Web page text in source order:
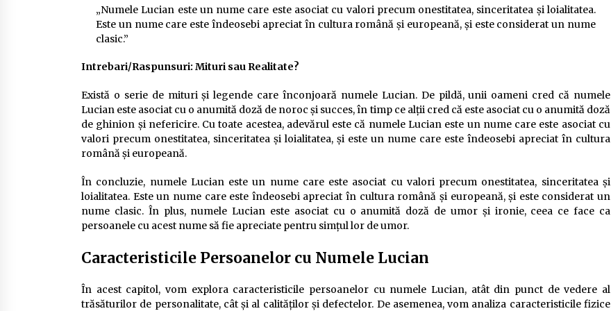
„Numele Lucian este un nume care este asociat cu valori precum onestitatea, sinceritatea și loialitatea.
Este un nume care este îndeosebi apreciat în cultura română și europeană, și este considerat un nume
clasic.”
Intrebari/Raspunsuri: Mituri sau Realitate?
Există o serie de mituri și legende care înconjoară numele Lucian. De pildă, unii oameni cred că numele
Lucian este asociat cu o anumită doză de noroc și succes, în timp ce alții cred că este asociat cu o anumită doză
de ghinion și nefericire. Cu toate acestea, adevărul este că numele Lucian este un nume care este asociat cu
valori precum onestitatea, sinceritatea și loialitatea, și este un nume care este îndeosebi apreciat în cultura
română și europeană.
În concluzie, numele Lucian este un nume care este asociat cu valori precum onestitatea, sinceritatea și
loialitatea. Este un nume care este îndeosebi apreciat în cultura română și europeană, și este considerat un
nume clasic. În plus, numele Lucian este asociat cu o anumită doză de umor și ironie, ceea ce face ca
persoanele cu acest nume să fie apreciate pentru simțul lor de umor.
Caracteristicile Persoanelor cu Numele Lucian
În acest capitol, vom explora caracteristicile persoanelor cu numele Lucian, atât din punct de vedere al
trăsăturilor de personalitate, cât și al calităților și defectelor. De asemenea, vom analiza caracteristicile fizice